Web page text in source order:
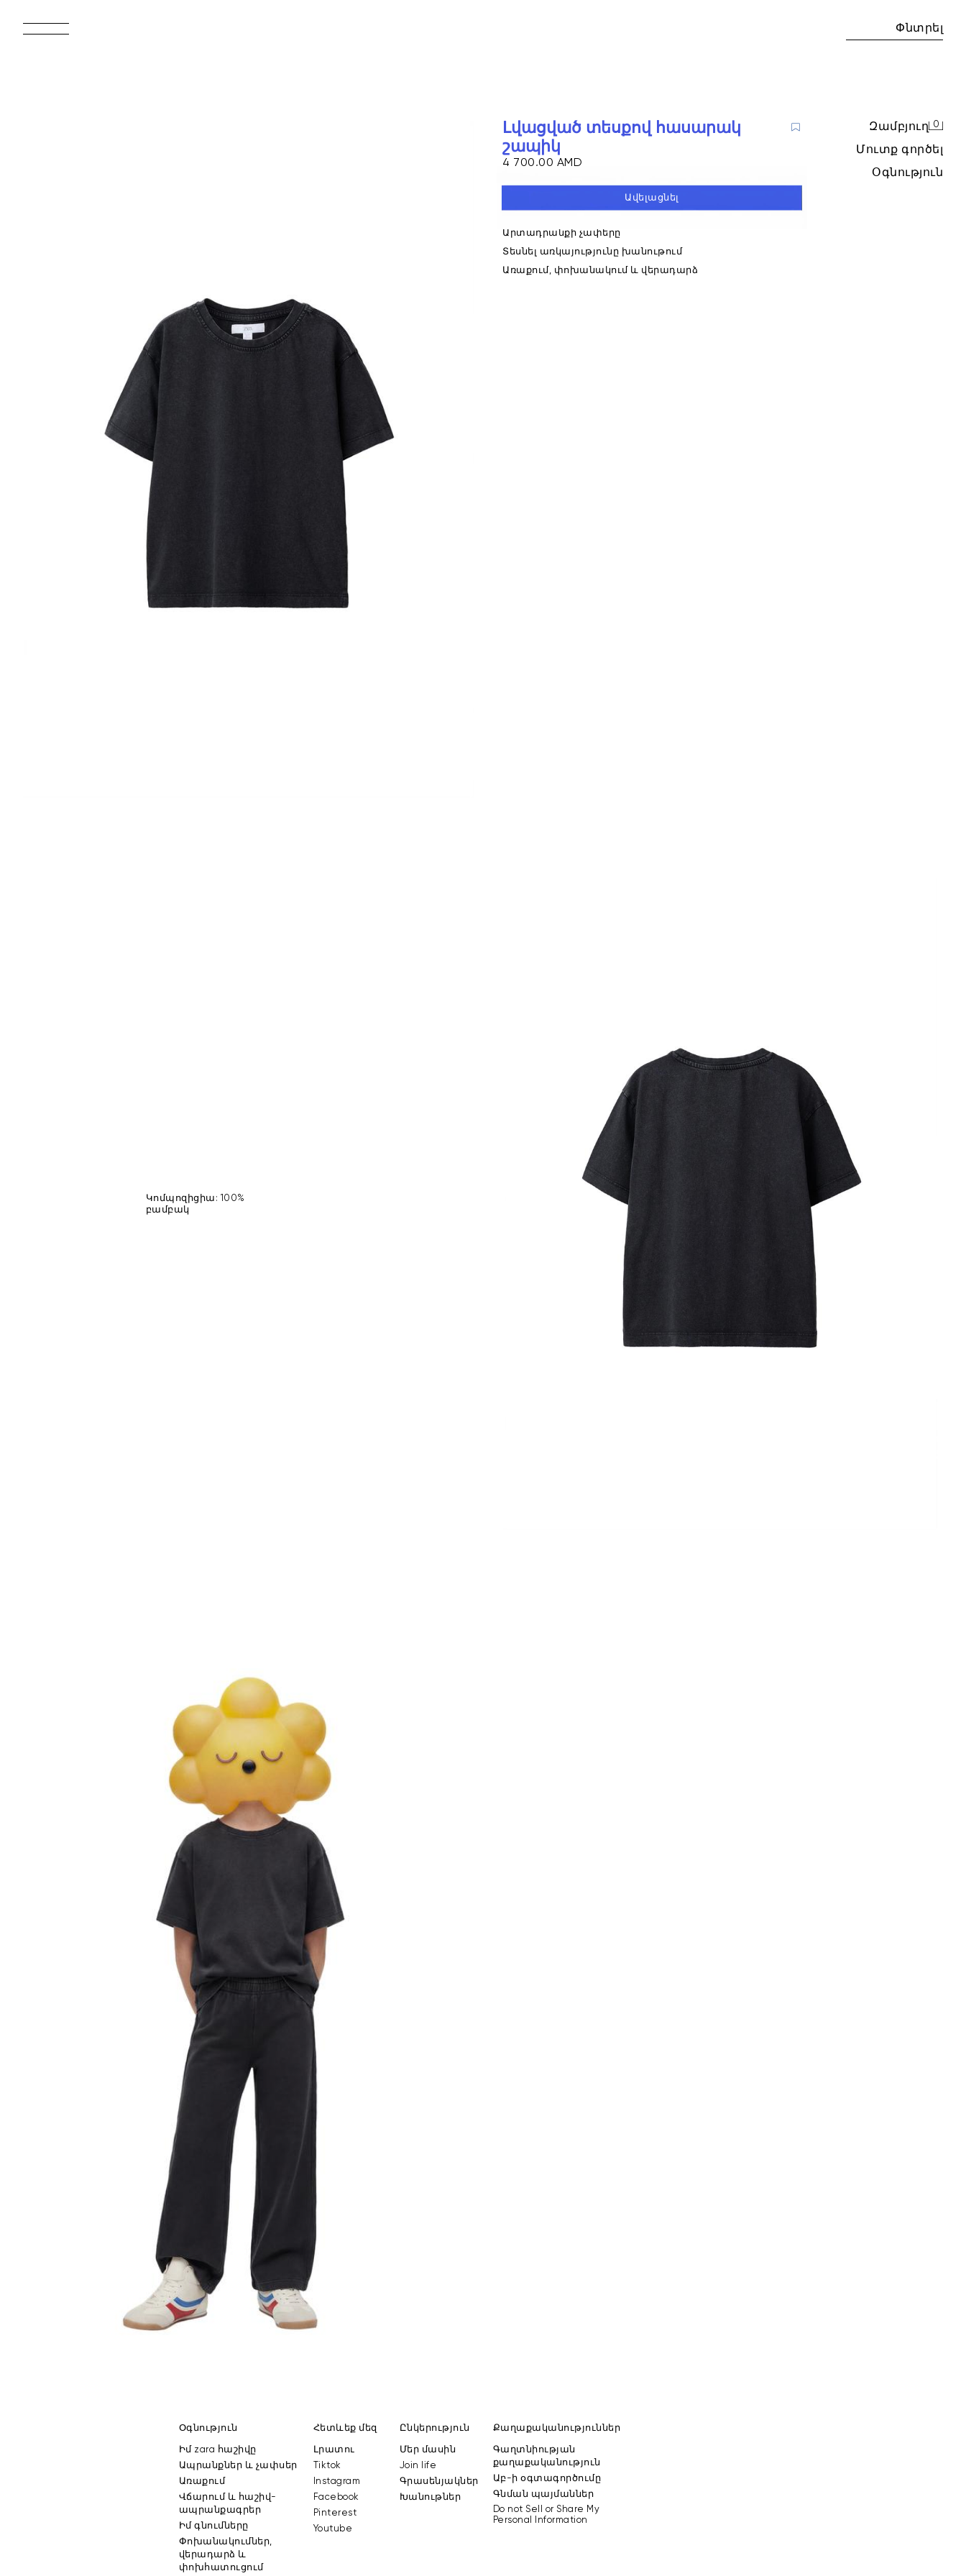
Փնտրել
Զամբյուղ 0
մուտք գործել
Օգնություն
լվացված տեսքով հասարակ
շապիկ
4 700,00 AMD
Ավելացնել
Արտադրանքի չափերը
Տեսնել առկայությունը խանութում
Առաքում, փոխանակում և վերադարձ
Կոմպոզիցիա : 100%
բամբակ
Օգնություն
իմ zara հաշիվը
ապրանքներ և չափսեր
առաքում
վճարում և հաշիվ-
ապրանքագրեր
իմ գնումները
փոխանակումներ,
վերադարձ և
փոխհատուցում
Հետևեք մեզ
լրատու
tiktok
instagram
facebook
pinterest
youtube
Ընկերություն
մեր մասին
join life
գրասենյակներ
խանութներ
Քաղաքականություններ
գաղտնիության
քաղաքականություն
աբ-ի օգտագործումը
գնման պայմաններ
Do not Sell or Share My
Personal Information